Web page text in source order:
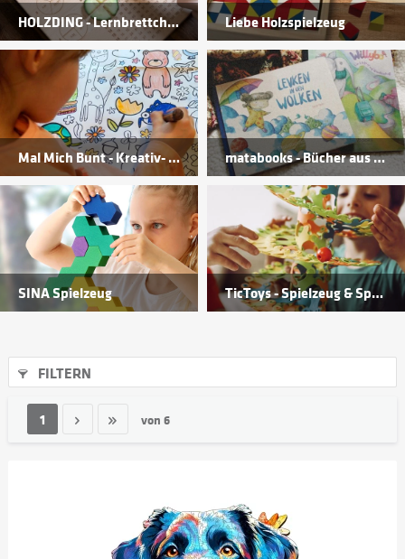
HOLZDING - Lernbrettchen für Kinder Liebe Holzspielzeug
Mal Mich Bunt - Kreativ- & Bastelprodukte für Kinder matabooks - Bücher aus Graspapier
TicToys - Spielzeug & Sportspiele
SINA Spielzeug
FILTERN
1 von 6